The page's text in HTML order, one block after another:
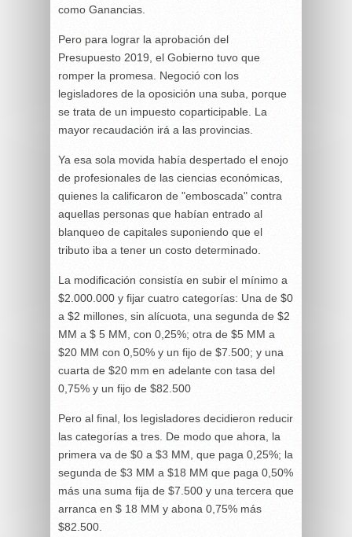
como Ganancias.
Pero para lograr la aprobación del
Presupuesto 2019, el Gobierno tuvo que
romper la promesa. Negoció con los
legisladores de la oposición una suba, porque
se trata de un impuesto coparticipable. La
mayor recaudación irá a las provincias.
Ya esa sola movida había despertado el enojo
de profesionales de las ciencias económicas,
quienes la calificaron de "emboscada" contra
aquellas personas que habían entrado al
blanqueo de capitales suponiendo que el
tributo iba a tener un costo determinado.
La modificación consistía en subir el mínimo a
$2.000.000 y fijar cuatro categorías: Una de $0
a $2 millones, sin alícuota, una segunda de $2
MM a $ 5 MM, con 0,25%; otra de $5 MM a
$20 MM con 0,50% y un fijo de $7.500; y una
cuarta de $20 mm en adelante con tasa del
0,75% y un fijo de $82.500
Pero al final, los legisladores decidieron reducir
las categorías a tres. De modo que ahora, la
primera va de $0 a $3 MM, que paga 0,25%; la
segunda de $3 MM a $18 MM que paga 0,50%
más una suma fija de $7.500 y una tercera que
arranca en $ 18 MM y abona 0,75% más
$82.500.